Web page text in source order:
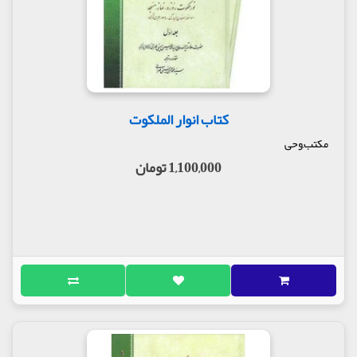
صلاة الجمعة
آیین رستگاری (مصاحباتی پیرامون سیر و سلوک
تفسیر آیه نور
مهر تابناک (یادنامه علامه سید علی قاضی)
انوار الملکوت (نور ملکوت روزه ، نماز ، مسجد ،
قرآن و دعا )[دو جلد]
سالک آگاه (بیاناتی پیرامون علم و علماء)
مولف : علامه سید محمد حسین حسینی طهرانی
کتاب انوار الملکوت
مکتب,وحی
1,100,000 تومان